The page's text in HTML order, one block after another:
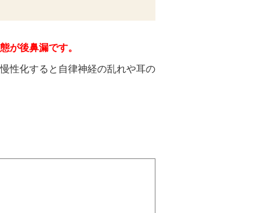
が後鼻漏です。
性化すると自律神経の乱れや耳の